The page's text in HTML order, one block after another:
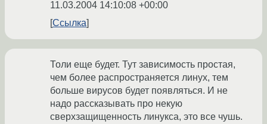
11.03.2004 14:10:08 +00:00
Ссылка
Толи еще будет. Тут зависимость простая,
чем более распространяется линух, тем
больше вирусов будет появляться. И не
надо рассказывать про некую
сверхзащищенность линукса, это все чушь.